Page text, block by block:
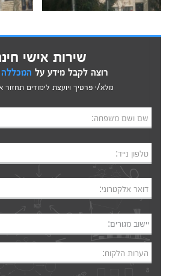
שירות אישי
רוצה לקבל מידע על
מלא/י פרטיך ויועצת לימודים
שם ושם משפחה:
טלפון נייד:
דואר אלקטרוני:
יישוב מגורים:
הערות הלקוח: